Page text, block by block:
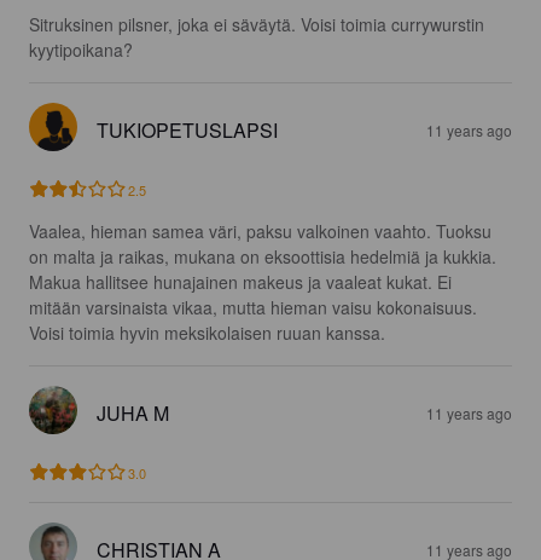
Sitruksinen pilsner, joka ei säväytä. Voisi toimia currywurstin
kyytipoikana?
TUKIOPETUSLAPSI 11 years ago
2.5
Vaalea, hieman samea väri, paksu valkoinen vaahto. Tuoksu
on malta ja raikas, mukana on eksoottisia hedelmiä ja kukkia.
Makua hallitsee hunajainen makeus ja vaaleat kukat. Ei
mitään varsinaista vikaa, mutta hieman vaisu kokonaisuus.
Voisi toimia hyvin meksikolaisen ruuan kanssa.
JUHA M 11 years ago
3.0
CHRISTIAN A 11 years ago